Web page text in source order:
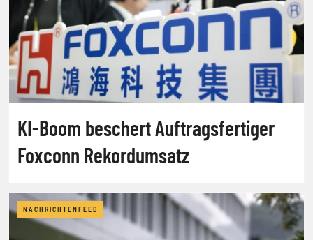
KI-Boom beschert Auftragsfertiger
Foxconn Rekordumsatz
NACHRICHTENFEED